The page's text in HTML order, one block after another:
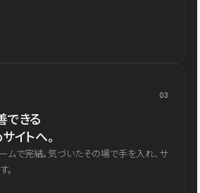
03
できる
イトへ。
ムで完結。気づいたその場で手を入れ、サ
。